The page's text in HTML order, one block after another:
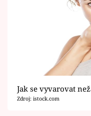
Horoskopy
Sledujte prima+
Filmový
Jak se vyvarovat
Zdroj: istock.com